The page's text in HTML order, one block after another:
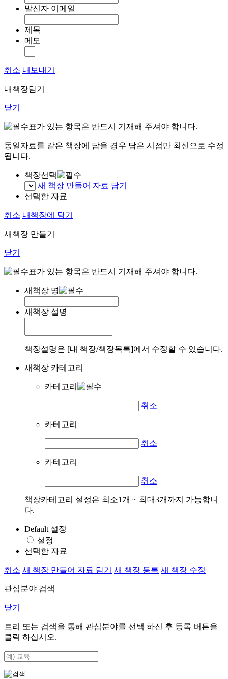
발신자 이메일
제목
메모
취소 내보내기
내책장담기
닫기
표가 있는 항목은 반드시 기재해 주셔야 합니다.
동일자료를 같은 책장에 담을 경우 담은 시점만 최신으로 수정
됩니다.
책장선택
새 책장 만들어 자료 담기
선택한 자료
취소 내책장에 담기
새책장 만들기
닫기
표가 있는 항목은 반드시 기재해 주셔야 합니다.
새책장 명
새책장 설명
책장설명은 [내 책장/책장목록]에서 수정할 수 있습니다.
새책장 카테고리
카테고리
취소
카테고리
취소
카테고리
취소
책장카테고리 설정은 최소1개 ~ 최대3개까지 가능합니
다.
Default 설정
설정
선택한 자료
취소 새 책장 만들어 자료 담기 새 책장 등록 새 책장 수정
관심분야 검색
닫기
트리 또는 검색을 통해 관심분야를 선택 하신 후 등록 버튼을
클릭 하십시오.